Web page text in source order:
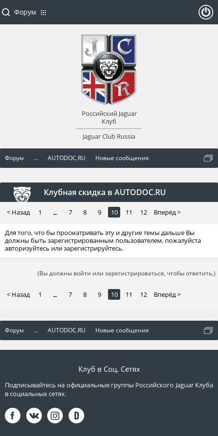
Форум ... AUTODOC.RU Новые сообщения
Клубная скидка в AUTODOC.RU
< Назад 1 ← 7 8 9 10 11 12 Вперёд >
Для того, что бы просматривать эту и другие темы дальше Вы
должны быть зарегистрированным пользователем, пожалуйста
авторизуйтесь или зарегистрируйтесь.
(Вы должны войти или зарегистрироваться, чтобы ответить.)
< Назад 1 ← 7 8 9 10 11 12 Вперёд >
Форум ... AUTODOC.RU Новые сообщения
Форум
Российский Jaguar
Клуб
Jaguar Club Russia
оват
Клуб в Соц. Сетях
Подписывайтесь на официальные группы Российского Jaguar Клуба
в социальных сетях.